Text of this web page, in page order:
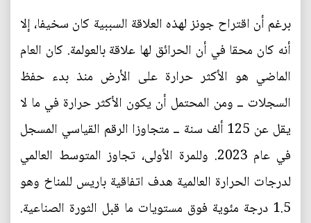
برغم أن اقتراح جونز لهذه العلاقة السببية كان سخيفا، إلا
أنه كان محقا في أن الحرائق لها علاقة بالعولمة. كان العام
الماضي هو الأكثر حرارة على الأرض منذ بدء حفظ
السجلات ــ ومن المحتمل أن يكون الأكثر حرارة في ما لا
يقل عن 125 ألف سنة ــ متجاوزا الرقم القياسي المسجل
في عام 2023. وللمرة الأولى، تجاوز المتوسط العالمي
لدرجات الحرارة العالمية هدف اتفاقية باريس للمناخ وهو
1.5 درجة مئوية فوق مستويات ما قبل الثورة الصناعية.